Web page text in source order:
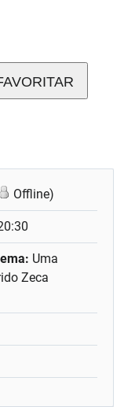
Offline)
Uma
Zeca